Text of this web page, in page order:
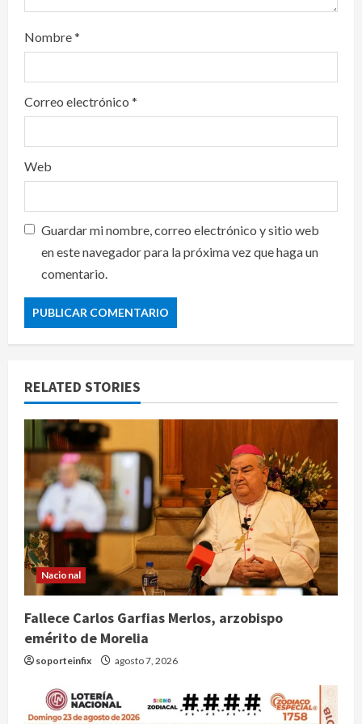
Nombre*
Correo electrónico *
Web
Guardar mi nombre, correo electrónico y sitio web
en este navegador para la próxima vez que haga un
comentario.
RELATED STORIES
Nacional
Fallece Carlos Garfias Merlos, arzobispo
emérito de Morelia
soporteinfix agosto 7, 2026